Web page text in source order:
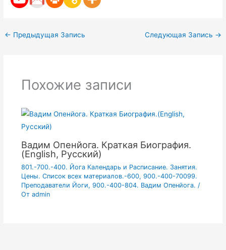
← Предыдущая Запись Следующая Запись →
Похожие записи
Вадим Опенйога. Краткая Биография.
(English, Русский)
801.-700.-400. Йога Календарь и Расписание. Занятия.
Цены. Список всех материалов.-600, 900.-400-70099.
Преподаватели Йоги, 900.-400-804. Вадим Опенйога. /
От admin